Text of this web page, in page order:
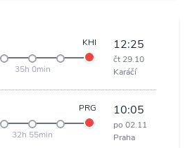
KHI
35h 0min
12:25
čt 29.10
Karáčí
PRG
32h 55min
10:05
po 02.11
Praha